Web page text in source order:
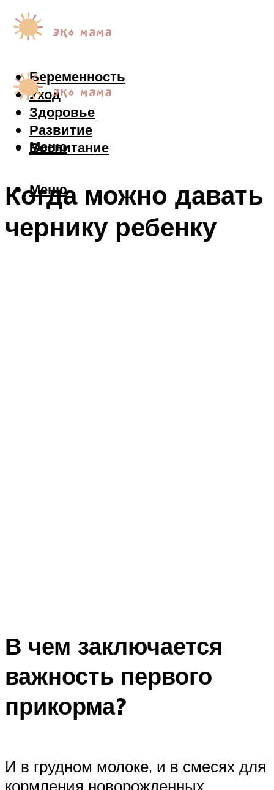
Беременность
Уход
Здоровье
Развитие
Воспитание
Меню
Меню
Когда можно давать
чернику ребенку
В чем заключается
важность первого
прикорма?
И в грудном молоке, и в смесях для
кормления новорожденных